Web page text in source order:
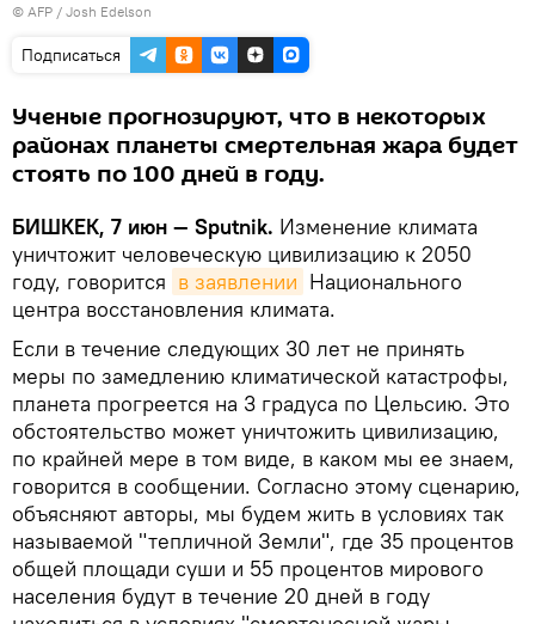
© AFP / Josh Edelson
Подписаться
Ученые прогнозируют, что в некоторых
районах планеты смертельная жара будет
стоять по 100 дней в году.
БИШКЕК, 7 июн — Sputnik. Изменение климата
уничтожит человеческую цивилизацию к 2050
году, говорится в заявлении Национального
центра восстановления климата.
Если в течение следующих 30 лет не принять
меры по замедлению климатической катастрофы,
планета прогреется на 3 градуса по Цельсию. Это
обстоятельство может уничтожить цивилизацию,
по крайней мере в том виде, в каком мы ее знаем,
говорится в сообщении. Согласно этому сценарию,
объясняют авторы, мы будем жить в условиях так
называемой "тепличной Земли", где 35 процентов
общей площади суши и 55 процентов мирового
населения будут в течение 20 дней в году